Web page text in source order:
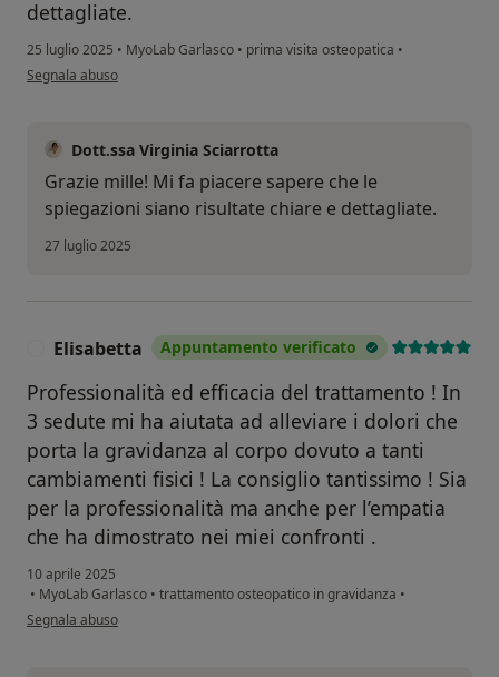
dettagliate.
25 luglio 2025 • MyoLab Garlasco • prima visita osteopatica •
secondo l'opinione dell'utente Mariapaola
Segnala abuso
Dott.ssa Virginia Sciarrotta
Grazie mille! Mi fa piacere sapere che le
spiegazioni siano risultate chiare e dettagliate.
27 luglio 2025
Elisabetta Appuntamento verificato
Professionalità ed efficacia del trattamento ! In
3 sedute mi ha aiutata ad alleviare i dolori che
porta la gravidanza al corpo dovuto a tanti
cambiamenti fisici ! La consiglio tantissimo ! Sia
per la professionalità ma anche per l’empatia
che ha dimostrato nei miei confronti .
10 aprile 2025
• MyoLab Garlasco • trattamento osteopatico in gravidanza •
secondo l'opinione dell'utente Elisabetta
Segnala abuso